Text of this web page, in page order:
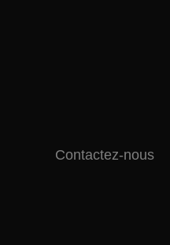
Contactez-nous